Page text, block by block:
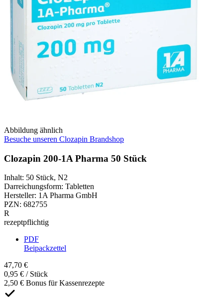
Abbildung ähnlich
Besuche unseren Clozapin Brandshop
Clozapin 200-1A Pharma 50 Stück
Inhalt: 50 Stück, N2
Darreichungsform: Tabletten
Hersteller: 1A Pharma GmbH
PZN: 682755
R
rezeptpflichtig
PDF
Beipackzettel
47,70 €
0,95 € / Stück
2,50 € Bonus für Kassenrezepte